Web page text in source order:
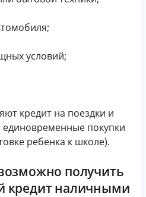
условий;
кредит на поездки и
единовременные покупки
ребенка к школе).
получить
кредит наличными